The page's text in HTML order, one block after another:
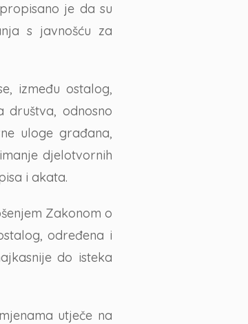
je da su
s javnošću za
između ostalog,
odnosno
uloge građana,
djelotvornih
i akata.
Zakonom o
određena i
do isteka
utječe na